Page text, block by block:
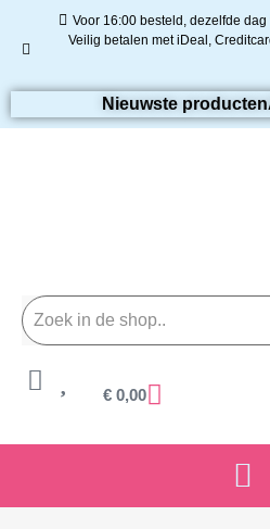
Voor 16:00 besteld, dezelfde
Veilig betalen met iDeal,
Nieuwste producten
€ 0,00